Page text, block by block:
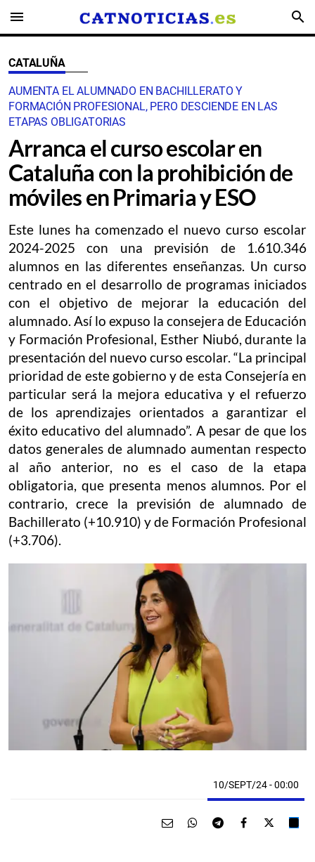
menu search
CATALUÑA
AUMENTA EL ALUMNADO EN BACHILLERATO Y
FORMACIÓN PROFESIONAL, PERO DESCIENDE EN LAS
ETAPAS OBLIGATORIAS
Arranca el curso escolar en
Cataluña con la prohibición de
móviles en Primaria y ESO
Este lunes ha comenzado el nuevo curso escolar
2024-2025 con una previsión de 1.610.346
alumnos en las diferentes enseñanzas. Un curso
centrado en el desarrollo de programas iniciados
con el objetivo de mejorar la educación del
alumnado. Así lo expuso la consejera de Educación
y Formación Profesional, Esther Niubó, durante la
presentación del nuevo curso escolar. “La principal
prioridad de este gobierno y de esta Consejería en
particular será la mejora educativa y el refuerzo
de los aprendizajes orientados a garantizar el
éxito educativo del alumnado”. A pesar de que los
datos generales de alumnado aumentan respecto
al año anterior, no es el caso de la etapa
obligatoria, que presenta menos alumnos. Por el
contrario, crece la previsión de alumnado de
Bachillerato (+10.910) y de Formación Profesional
(+3.706).
10/SEPT/24- 00:00